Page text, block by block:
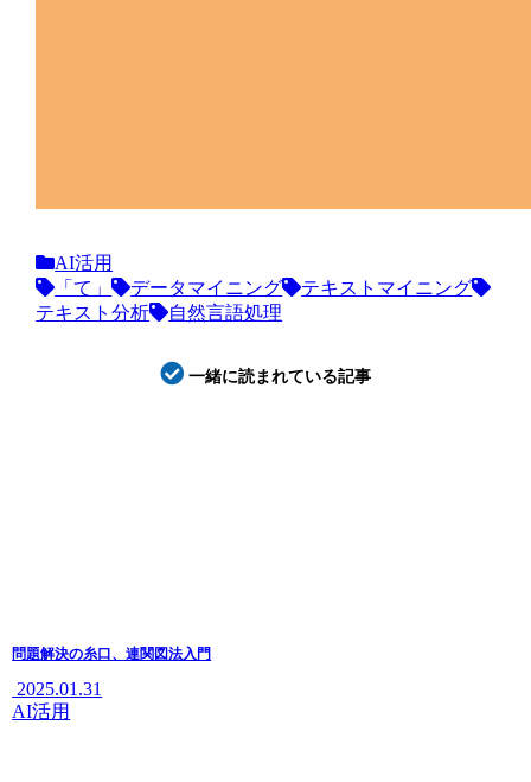
AI活用
「て」
データマイニング
テキストマイニング
テキスト分析
自然言語処理
一緒に読まれている記事
問題解決の糸口、連関図法入門
2025.01.31
AI活用